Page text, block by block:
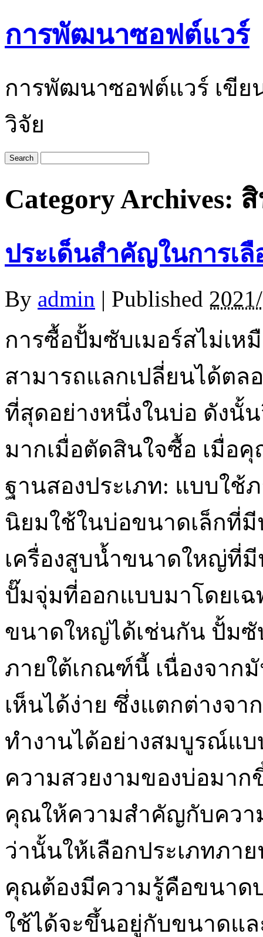
การพัฒนาซอฟต์แวร์
การพัฒนาซอฟต์แวร์ เขีย
วิจัย
Category Archives:
ประเด็นสำคัญในการเ
By admin | Published
การซื้อปั้มซับเมอร์สไม่เ
สามารถแลกเปลี่ยนได้ตล
ที่สุดอย่างหนึ่งในบ่อ ดังนั้
มากเมื่อตัดสินใจซื้อ เมื่
ฐานสองประเภท: แบบใช้
นิยมใช้ในบ่อขนาดเล็กที่
เครื่องสูบน้ำขนาดใหญ่ที่
ปั๊มจุ่มที่ออกแบบมาโดยเ
ขนาดใหญ่ได้เช่นกัน ปั้มซั
ภายใต้เกณฑ์นี้ เนื่องจาก
เห็นได้ง่าย ซึ่งแตกต่างจ
ทำงานได้อย่างสมบูรณ์แ
ความสวยงามของบ่อมา
คุณให้ความสำคัญกับควา
ว่านั้นให้เลือกประเภทภา
คุณต้องมีความรู้คือขนาด
ใช้ได้จะขึ้นอยู่กับขนาดแ